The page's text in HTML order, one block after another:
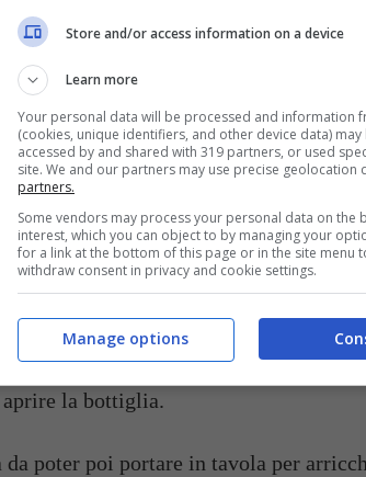
il basilico, il prezzemolo, il
e spellateli.
sul fondo di una bottiglia, insieme
grani di pepe.
macerare per almeno un mese in un
aprire la bottiglia.
poter poi portare in tavola per
Store and/or access information on a device
Learn more
Your personal data will be processed and information
(cookies, unique identifiers, and other device data)
accessed by and shared with 319 partners, or used
site. We and our partners may use precise geolocation
partners.
Some vendors may process your personal data on the
interest, which you can object to by managing your
for a link at the bottom of this page or in the site menu
withdraw consent in privacy and cookie settings.
Manage options